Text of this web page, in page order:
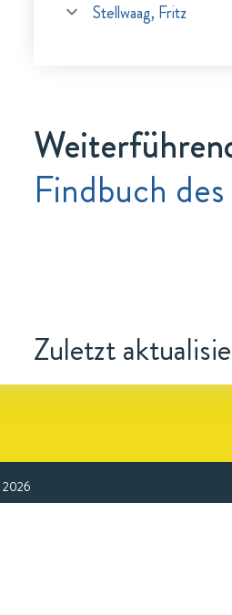
Stellwaag, Fritz
Findbuch
Zuletzt
2026